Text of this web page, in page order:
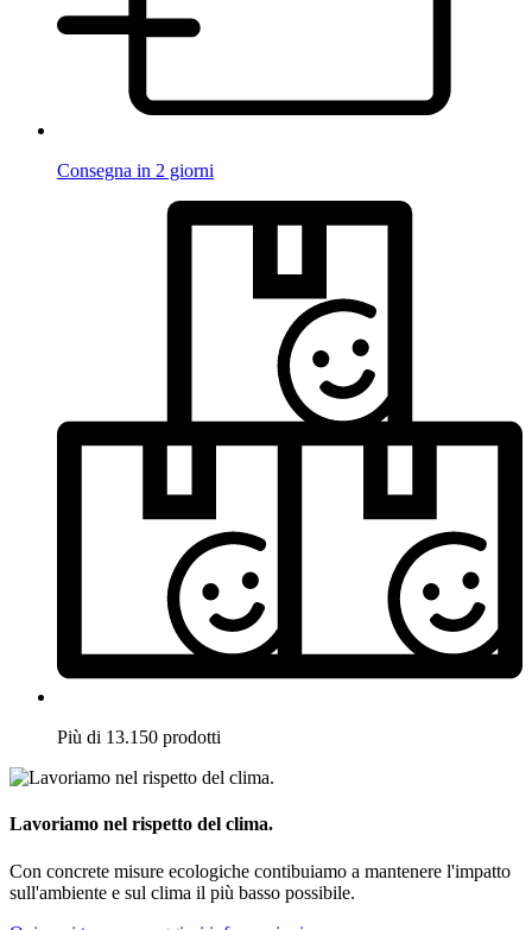
Consegna in 2 giorni
Più di 13.150 prodotti
Lavoriamo nel rispetto del clima.
Con concrete misure ecologiche contibuiamo a mantenere l'impatto
sull'ambiente e sul clima il più basso possibile.